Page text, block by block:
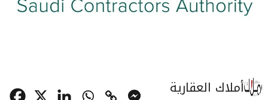
أملاك العقارية